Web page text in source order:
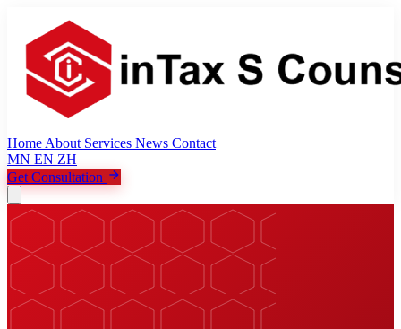
Home About Services News Contact
MN EN ZH
Get Consultation